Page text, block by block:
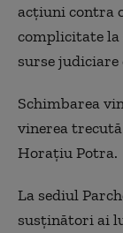
acţiuni contra
complicitate
surse judiciare
Schimbarea
vinerea
Horaţiu Potra.
La sediul
susţinători ai